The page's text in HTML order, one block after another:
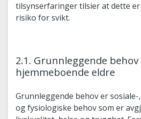
tilsynserfaringer tilsier at dette er
risiko for svikt.
2.1. Grunnleggende behov
hjemmeboende eldre
Grunnleggende behov er
og fysiologiske behov som er